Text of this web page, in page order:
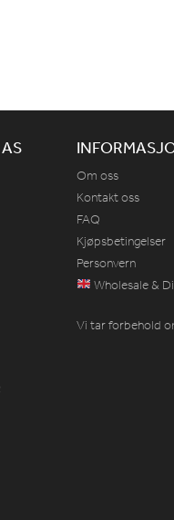
Om oss
Kontakt oss
FAQ
Kjøpsbetingelser
Personvern
Wholesale &
Vi tar forbehold